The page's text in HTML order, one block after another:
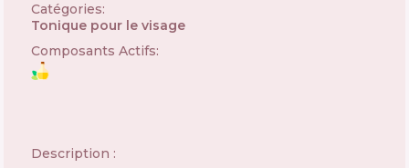
Catégories:
Tonique pour le visage
Composants Actifs:
Description :